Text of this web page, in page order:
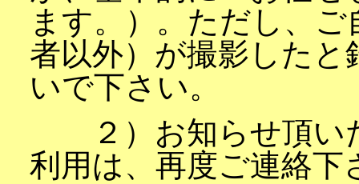
ます。）。ただし、
者以外）が撮影した
いで下さい。
２）お知らせ頂い
利用は、再度ご連絡下